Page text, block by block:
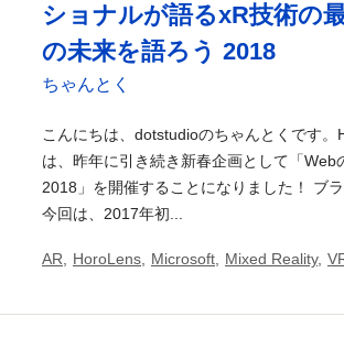
ショナルが語るxR技術の
の未来を語ろう 2018
ちゃんとく
こんにちは、dotstudioのちゃんとくです
は、昨年に引き続き新春企画として「Web
2018」を開催することになりました！ ブ
今回は、2017年初...
AR HoroLens Microsoft Mixed Reality,